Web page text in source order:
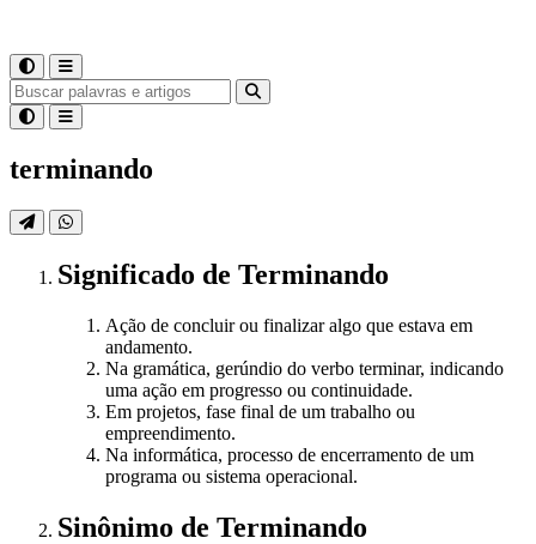
terminando
Significado de Terminando
Ação de concluir ou finalizar algo que estava em
andamento.
Na gramática, gerúndio do verbo terminar, indicando
uma ação em progresso ou continuidade.
Em projetos, fase final de um trabalho ou
empreendimento.
Na informática, processo de encerramento de um
programa ou sistema operacional.
Sinônimo de Terminando